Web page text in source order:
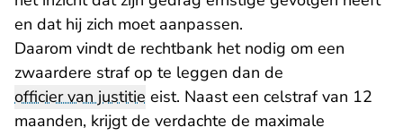
en dat hij zich moet aanpassen.
Daarom vindt de rechtbank het nodig om een
zwaardere straf op te leggen dan de
officier van justitie eist. Naast een celstraf van 12
maanden, krijgt de verdachte de maximale